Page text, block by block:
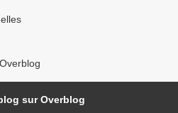
sur Overblog